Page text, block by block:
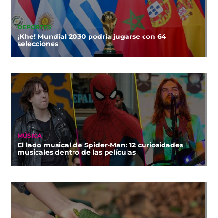
DEPORTES
¡Khe! Mundial 2030 podría jugarse con 64
selecciones
MÚSICA
El lado musical de Spider-Man: 12 curiosidades
musicales dentro de las películas